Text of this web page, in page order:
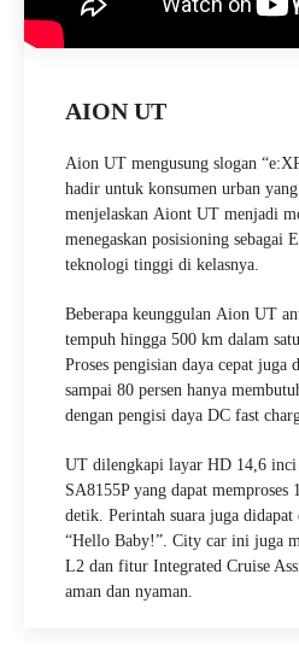
AION UT
Aion UT mengusung slogan
hadir untuk konsumen urban
menjelaskan Aiont UT menjadi
menegaskan posisioning sebagai
teknologi tinggi di kelasnya.
Beberapa keunggulan Aion UT
tempuh hingga 500 km dalam
Proses pengisian daya cepat juga
sampai 80 persen hanya
dengan pengisi daya DC fast
UT dilengkapi layar HD 14,6 inci
SA8155P yang dapat memproses
detik. Perintah suara juga didapat
“Hello Baby!”. City car ini juga
L2 dan fitur Integrated Cruise
aman dan nyaman.